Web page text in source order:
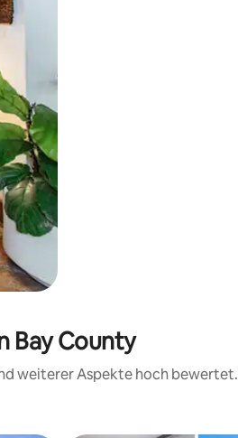
Bay County
weiterer Aspekte hoch bewertet.